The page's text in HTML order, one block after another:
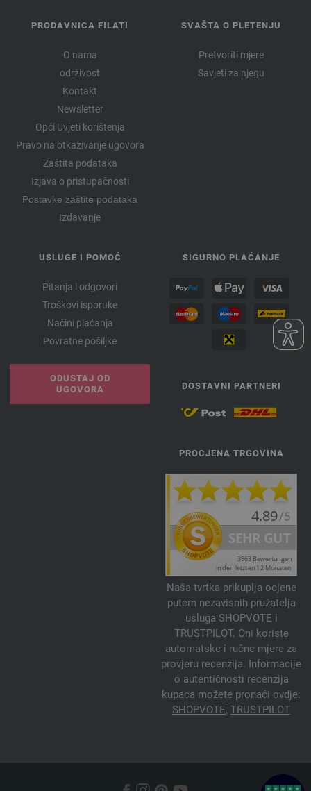
PRODAVNICA FILATI
O nama
održivost
Kontakt
Newsletter
Opći Uvjeti korištenja
Pravo na otkazivanje ugovora
Zaštita podataka
Izjava o pristupačnosti
Postavke zaštite podataka
Izdavanje
SVAŠTA O PLETENJU
Pretvoriti mjere
Savjeti za njegu
USLUGE I POMOĆ
Pitanja i odgovori
Troškovi isporuke
Načini plaćanja
Povratne pošiljke
ODUSTAJ OD
UGOVORA
SIGURNO PLAĆANJE
DOSTAVNI PARTNERI
PROCJENA TRGOVINA
Naša tvrtka prikuplja ocjene
putem nezavisnih pružatelja
usluga SHOPVOTE i
TRUSTPILOT. Oni koriste
automatske i ručne mjere za
provjeru recenzija. Informacije
o autentičnosti recenzija
kupaca možete pronaći ovdje:
SHOPVOTE, TRUSTPILOT